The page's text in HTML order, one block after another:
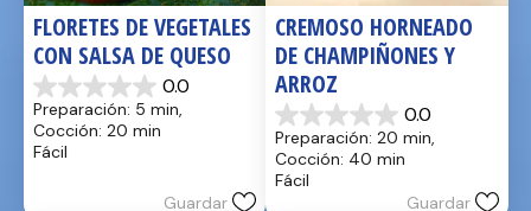
FLORETES DE VEGETALES
CON SALSA DE QUESO
0.0
0.0
de
5
estrellas.
Preparación: 5 min,
Cocción: 20 min
Fácil
Guardar
CREMOSO HORNEADO
DE CHAMPIÑONES Y
ARROZ
0.0
0.0
de
5
estrellas.
Preparación: 20 min,
Cocción: 40 min
Fácil
Guardar